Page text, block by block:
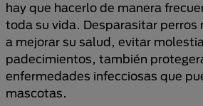
hay que hacerlo de manera
toda su vida. Desparasitar perros
a mejorar su salud, evitar
padecimientos, también
enfermedades infecciosas que
mascotas.